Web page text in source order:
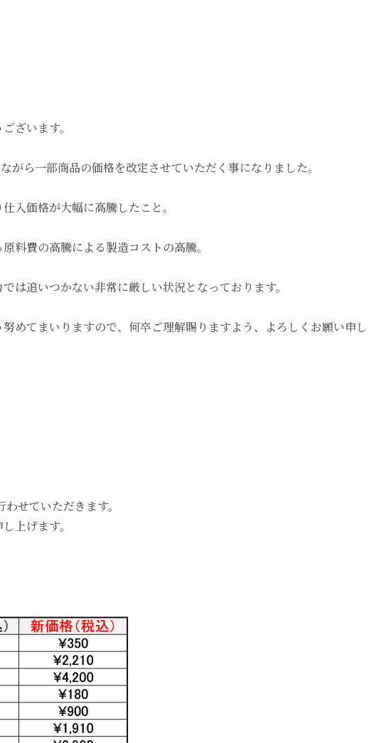
ざいます。
ら一部商品の価格を改定させていただく事になりました。
入価格が大幅に高騰したこと。
料費の高騰による製造コストの高騰。
は追いつかない非常に厳しい状況となっております。
めてまいりますので、何卒ご理解賜りますよう、よろしくお願い申し
せていただきます。
上げます。